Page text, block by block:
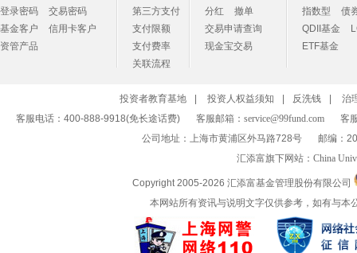
登录密码
交易密码
基金客户
信用卡客户
资管产品
第三方支付
支付限额
支付费率
关联流程
分红
撤单
交易申请查询
现金宝交易
指数型
债
QDII基金
ETF基金
投资者教育基地 投资人权益须知 反洗钱
治
客服电话：400-888-9918(免长途话费)
客服邮箱： service@99fund.com
客
公司地址：上海市黄浦区外马路728号
邮编：
汇添富旗下网站： China
Copyright 2005-2026 汇添富基金管理股份有限公司
本网站所有资讯与说明文字仅供参考，如有与本